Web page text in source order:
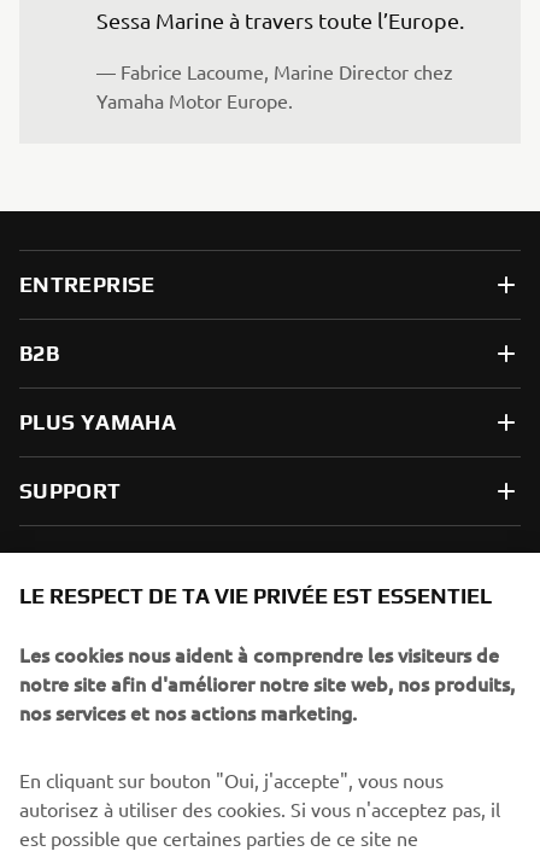
Sessa Marine à travers toute l’Europe.
— Fabrice Lacoume, Marine Director chez
Yamaha Motor Europe.
ENTREPRISE
B2B
PLUS YAMAHA
SUPPORT
spéciaux, les lancements de produits, etc.
S'ABONNER
Lisez notre politique de confidentialité pour savoir comment
LE RESPECT DE TA VIE PRIVÉE EST ESSENTIEL
Les cookies nous aident à comprendre les visiteurs de
notre site afin d'améliorer notre site web, nos produits,
nos services et nos actions marketing.
En cliquant sur bouton "Oui, j'accepte", vous nous
autorisez à utiliser des cookies. Si vous n'acceptez pas, il
est possible que certaines parties de ce site ne